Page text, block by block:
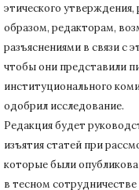
этического
образом, редакторам,
разъяснениями в связи с
чтобы они представили
институционального
одобрил исследование.
Редакция будет
изъятия статей при
которые были
в тесном